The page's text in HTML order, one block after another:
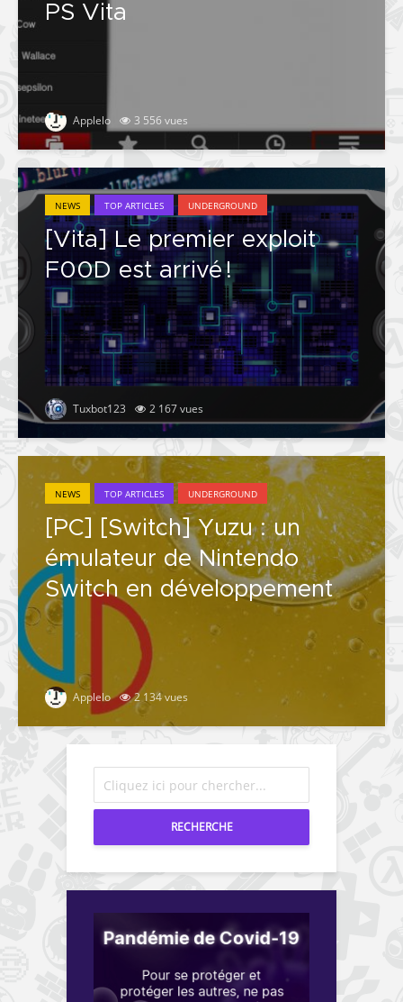
PS Vita
Applelo 3 556 vues
NEWS TOP ARTICLES UNDERGROUND
[Vita] Le premier exploit
F00D est arrivé !
Tuxbot123 2 167 vues
NEWS TOP ARTICLES UNDERGROUND
[PC] [Switch] Yuzu : un
émulateur de Nintendo
Switch en développement
Applelo 2 134 vues
RECHERCHE